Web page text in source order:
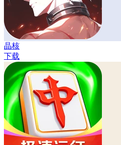
晶核
下载